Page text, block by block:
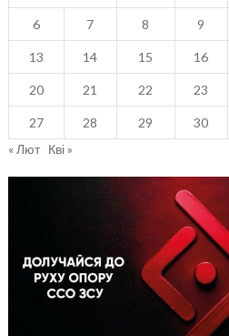
6 7 8 9
13 14 15 16
20 21 22 23
27 28 29 30
« Лют Кві »